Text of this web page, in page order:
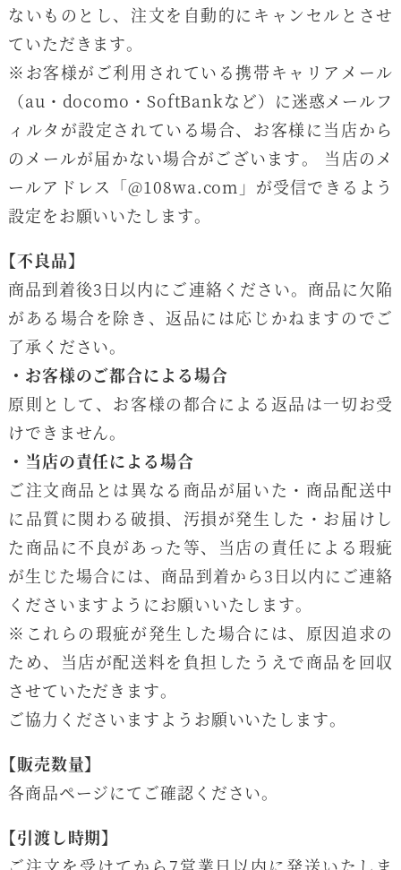
ないものとし、注文を自動的にキャンセルとさせ
ていただきます。
※お客様がご利用されている携帯キャリアメール
（au・docomo・SoftBankなど）に迷惑メールフ
ィルタが設定されている場合、お客様に当店から
のメールが届かない場合がございます。 当店のメ
ールアドレス「@108wa.com 」が受信できるよう
設定をお願いいたします。
【不良品】
商品到着後3日以内にご連絡ください。商品に欠陥
がある場合を除き、返品には応じかねますのでご
了承ください。
・お客様のご都合による場合
原則として、お客様の都合による返品は一切お受
けできません。
・当店の責任による場合
ご注文商品とは異なる商品が届いた・商品配送中
に品質に関わる破損、汚損が発生した・お届けし
た商品に不良があった等、当店の責任による瑕疵
が生じた場合には、商品到着から3日以内にご連絡
くださいますようにお願いいたします。
※これらの瑕疵が発生した場合には、原因追求の
ため、当店が配送料を負担したうえで商品を回収
させていただきます。
ご協力くださいますようお願いいたします。
【販売数量】
各商品ページにてご確認ください。
【引渡し時期】